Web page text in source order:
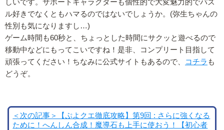
しいです。サポートキャラクターも個性的で大変魅力的でパズ
ル好きでなくともハマるのではないでしょうか。(弥生ちゃんの
性別も気になりますし…)
ゲーム時間も60秒と、ちょっとした時間にサクッと遊べるので
移動中などにもってこいですね！是非、コンプリート目指して
頑張ってください！ちなみに公式サイトもあるので、
コチラ も
どうぞ。
＜次の記事＞【ぷよクエ徹底攻略】第9回 : さらに強くなる
ために！へんしん合成！魔導石も上手に使おう！【初心者